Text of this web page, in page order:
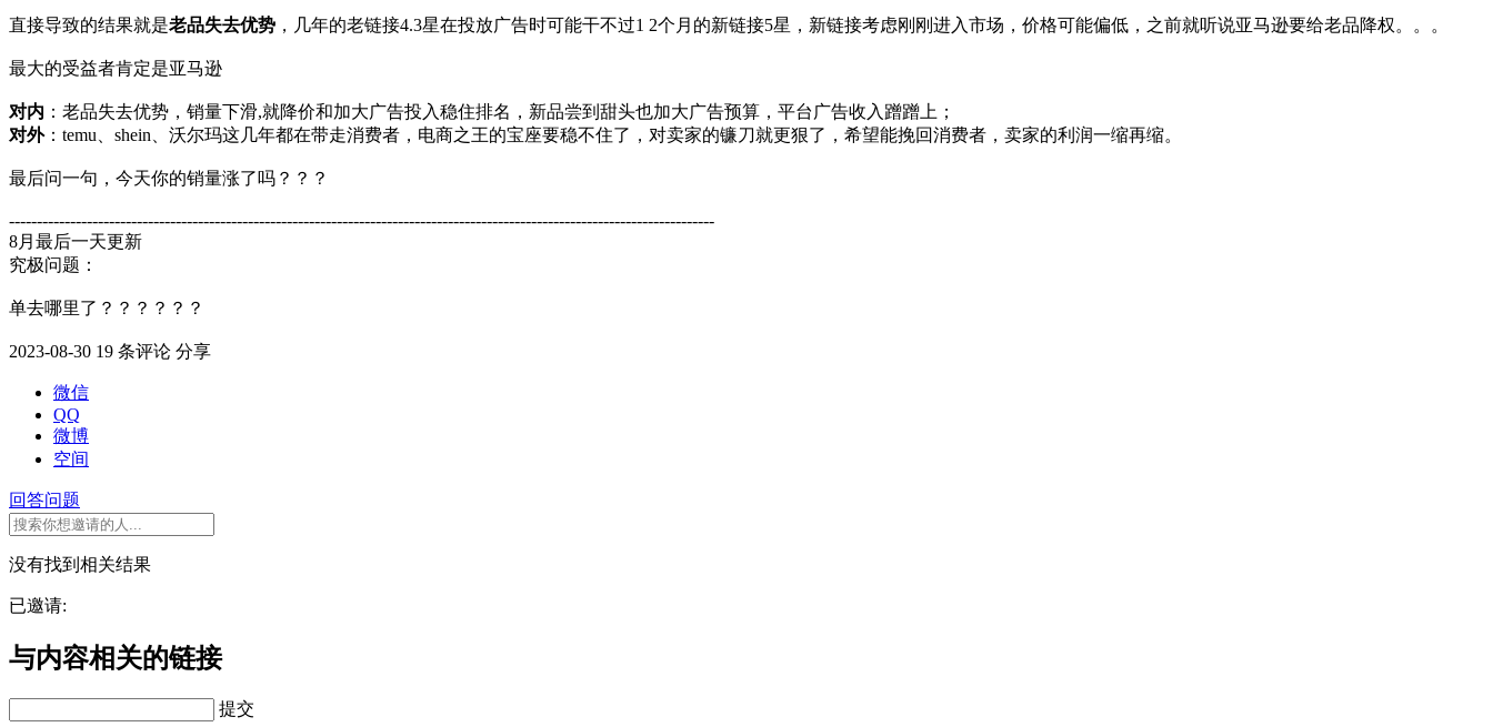
直接导致的结果就是老品失去优势 ，几年的老链接4.3星在投放广告时可能干不过1 2个月的新链接5星，新链接考虑刚刚进入市场，价格可能偏低，之前就听说亚马逊要给老品降权。。。
最大的受益者肯定是亚马逊
对内 ：老品失去优势，销量下滑,就降价和加大广告投入稳住排名，新品尝到甜头也加大广告预算，平台广告收入蹭蹭上；
对外：temu、shein、沃尔玛这几年都在带走消费者，电商之王的宝座要稳不住了，对卖家的镰刀就更狠了，希望能挽回消费者，卖家的利润一缩再缩。
最后问一句，今天你的销量涨了吗？？？
-------------------------------------------------------------------------------------------------------------------------------
8月最后一天更新
究极问题：
单去哪里了？？？？？？
2023-08-30 19 条评论 分享
微信
QQ
微博
空间
回答问题
没有找到相关结果
已邀请:
与内容相关的链接
提交